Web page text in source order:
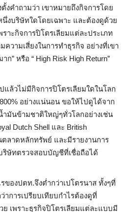
งคำถามว่า เขาหมายถึงกิจการโดย
งบริษัทใดโดยเฉพาะ และต้องดูด้วย
ราะกิจการปิโตรเลียมแต่ละประเภท
วามเสี่ยงในการทำธุรกิจ อย่างที่เขา
ก” หรือ “ High Risk High Return”
ล้วไม่มีกิจการปิโตรเลียมใดในโลก
อย่างแน่นอน ขอให้ไปดูได้จาก
มันข้ามชาติใหญ่ๆทั่วโลกอย่างเช่น
Dutch Shell และ British
ตลาดหลักทรัพย์ และมีรายงานการ
ริษัทตรวจสอบบัญชีที่เชื่อถือได้
ของปตท.จึงต่ำกว่าเปโตรนาส ทั้งๆที่
การเปรียบเทียบกำไรต้องดูที่
เพราะธุรกิจปิโตรเลียมแต่ละแบบมี